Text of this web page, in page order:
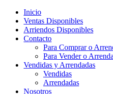
Inicio
Ventas Disponibles
Arriendos Disponibles
Contacto
Para Comprar o
Para Vender o
Vendidas y Arrendadas
Vendidas
Arrendadas
Nosotros